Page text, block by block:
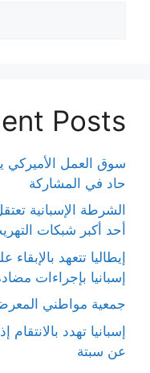
Posts
سوق العمل الأميركي
حاد في المشاركة
أحد أكبر شبكات
إيطاليا تتعهد
إسبانيا بإجراءات
جمعية مواطني
إسبانيا تهدد بالانتقام
عن سبتة